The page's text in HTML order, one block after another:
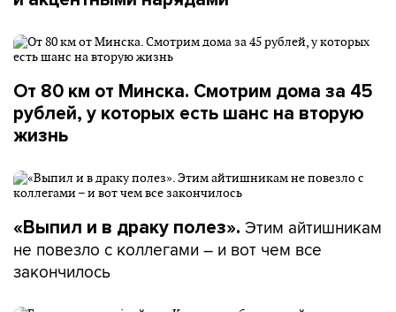
От 80 км от Минска. Смотрим дома за 45
рублей, у которых есть шанс на вторую
жизнь
«Выпил и в драку полез». Этим айтишникам
не повезло с коллегами – и вот чем все
закончилось